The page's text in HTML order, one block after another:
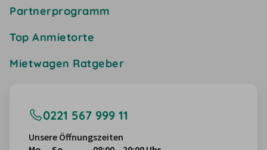
Partnerprogramm
Top Anmietorte
Mietwagen Ratgeber
0221 567 999 11
Unsere Öffnungszeiten